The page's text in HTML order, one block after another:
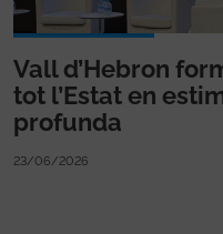
Vall d’Hebron
tot l’Estat en
profunda
23/06/2026